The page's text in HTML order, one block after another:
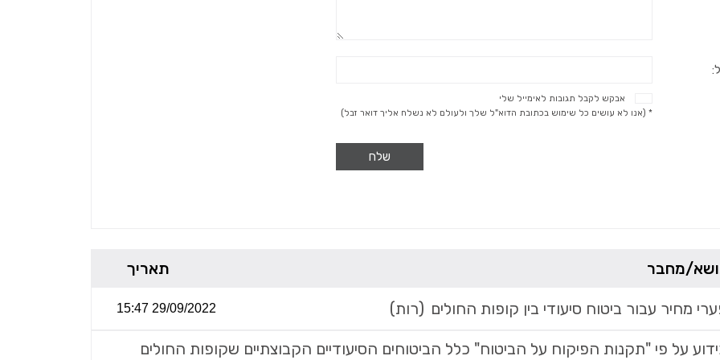
אבקש לקבל תגובות לאימייל שלי
* (אנו לא עושים כל שימוש בכתובת הדוא"ל שלך ולעולם לא נשלח אליך דואר זבל)
שלח
מחבר תאריך
מחיר עבור ביטוח סיעודי בין קופות החולים (רות) 29/09/2022 15:47
על פי "תקנות הפיקוח על הביטוח" כלל הביטוחים הסיעודיים הקבוצתיים שקופות החולים